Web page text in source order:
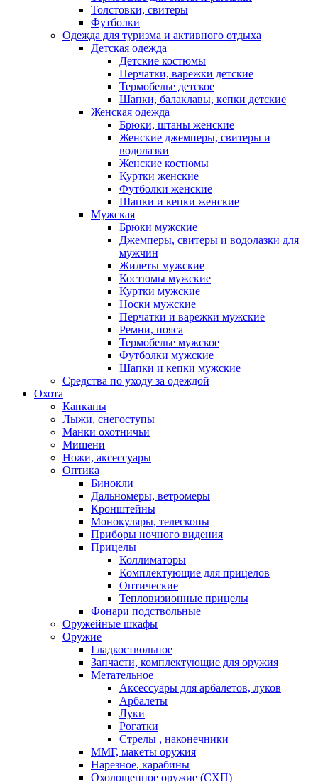
Толстовки, свитеры
Футболки
Одежда для туризма и активного отдыха
Детская одежда
Детские костюмы
Перчатки, варежки детские
Термобелье детское
Шапки, балаклавы, кепки детские
Женская одежда
Брюки, штаны женские
Женские джемперы, свитеры и
водолазки
Женские костюмы
Куртки женские
Футболки женские
Шапки и кепки женские
Мужская
Брюки мужские
Джемперы, свитеры и водолазки для
мужчин
Жилеты мужские
Костюмы мужские
Куртки мужские
Носки мужские
Перчатки и варежки мужские
Ремни, пояса
Термобелье мужское
Футболки мужские
Шапки и кепки мужские
Средства по уходу за одеждой
Охота
Капканы
Лыжи, снегоступы
Манки охотничьи
Мишени
Ножи, аксессуары
Оптика
Бинокли
Дальномеры, ветромеры
Кронштейны
Монокуляры, телескопы
Приборы ночного видения
Прицелы
Коллиматоры
Комплектующие для прицелов
Оптические
Тепловизионные прицелы
Фонари подствольные
Оружейные шкафы
Оружие
Гладкоствольное
Запчасти, комплектующие для оружия
Метательное
Аксессуары для арбалетов, луков
Арбалеты
Луки
Рогатки
Стрелы , наконечники
ММГ, макеты оружия
Нарезное, карабины
Охолощенное оружие (СХП)